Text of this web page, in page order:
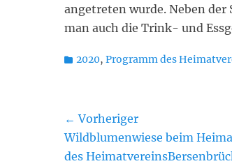
angetreten wurde. Neben
man auch die Trink- und
Kategorien
2020, Programm des
← Vorheriger
Vorheriger
Beitrag:
Wildblumenwiese beim
des